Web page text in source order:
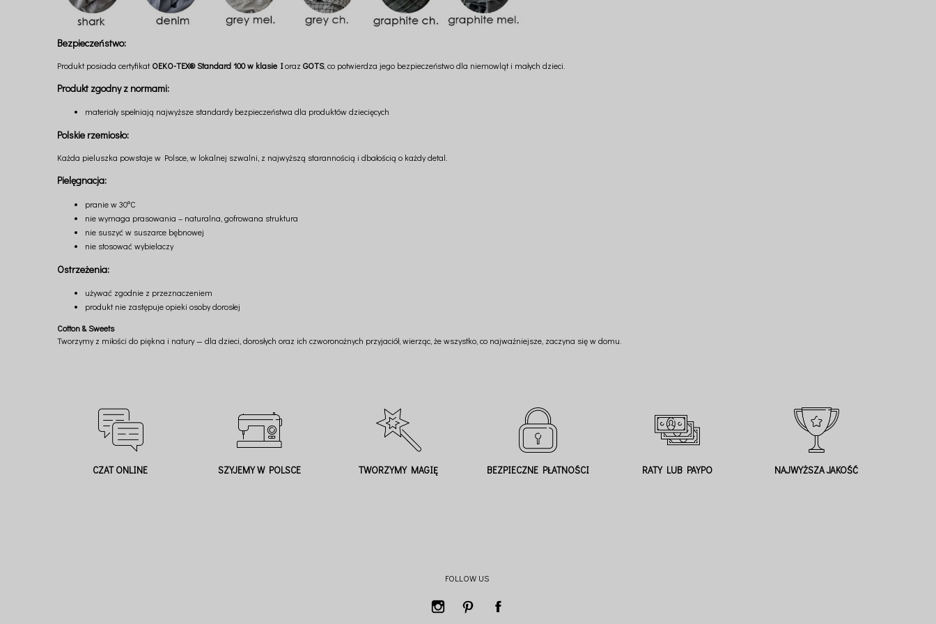
Bezpieczeństwo:
Produkt posiada certyfikatOEKO-TEX® Standard 100 w klasie Ioraz GOTS, co potwierdza jego bezpieczeństwo dla niemowląt i małych dzieci.
Produkt zgodny z normami:
materiały spełniają najwyższe standardy bezpieczeństwa dla produktów dziecięcych
Polskie rzemiosło:
Każda pieluszka powstaje w Polsce, w lokalnej szwalni, z najwyższą starannością i dbałością o każdy detal.
Pielęgnacja:
pranie w 30°C
nie wymaga prasowania – naturalna, gofrowana struktura
nie suszyć w suszarce bębnowej
nie stosować wybielaczy
Ostrzeżenia:
używać zgodnie z przeznaczeniem
produkt nie zastępuje opieki osoby dorosłej
Cotton & Sweets
Tworzymy z miłości do piękna i natury — dla dzieci, dorosłych oraz ich czworonożnych przyjaciół, wierząc, że wszystko, co najważniejsze, zaczyna się w domu.
CZAT ONLINE SZYJEMY W POLSCE TWORZYMY MAGIĘ BEZPIECZNE PŁATNOŚCI RATY LUB PAYPO NAJWYŻSZA JAKOŚĆ
FOLLOW US